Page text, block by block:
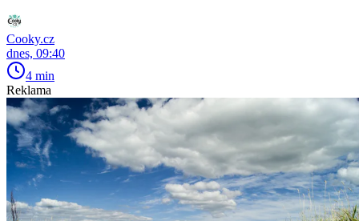
Cooky.cz
dnes, 09:40
4 min
Reklama